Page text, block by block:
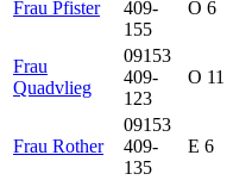
Frau Pfister
409-
155
O 6
Frau
Quadvlieg
09153
409-
123
O 11
Frau Rother
09153
409-
135
E 6